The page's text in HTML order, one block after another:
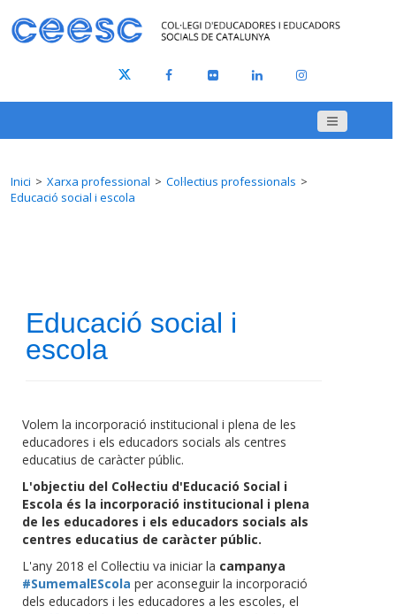
Inici Xarxa professional
Col·lectius professionals
Educació social i escola
Educació social i
escola
Volem la incorporació institucional i plena de les
educadores i els educadors socials als centres
educatius de caràcter públic.
L'objectiu del Col·lectiu d'Educació Social i
Escola és la incorporació institucional i plena
de les educadores i els educadors socials als
centres educatius de caràcter públic.
L'any 2018 el Col·lectiu va iniciar la campanya
#SumemalEScola per aconseguir la incorporació
dels educadors i les educadores a les escoles, el